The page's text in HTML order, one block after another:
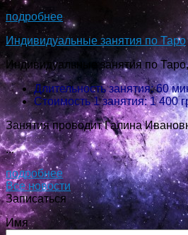
подробнее
Индивидуальные занятия по Таро
Индивидуальные занятия по
Длительность занятия: 60
Стоимость 1 занятия: 1 400
Занятия проводит Галина
...
подробнее
Все новости
Записаться
Имя